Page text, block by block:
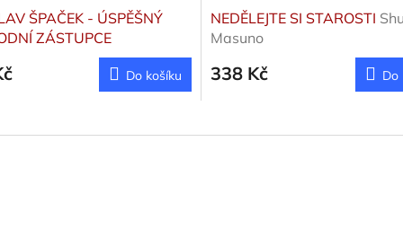
ŠPAČEK - ÚSPĚŠNÝ
ZÁSTUPCE
Špaček Ladislav
Do košíku
NEDĚLEJTE SI STAROSTI
Masuno
338 Kč Do